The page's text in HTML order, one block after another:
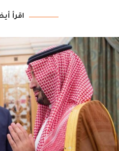
اقرأ